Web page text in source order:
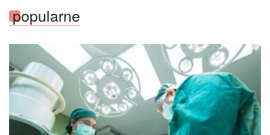
popularne